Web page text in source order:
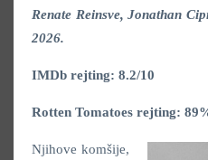
Renate Reinsve, Jonathan
2026.
IMDb rejting: 8.2/10
Rotten Tomatoes rejting:
Njihove komšije,